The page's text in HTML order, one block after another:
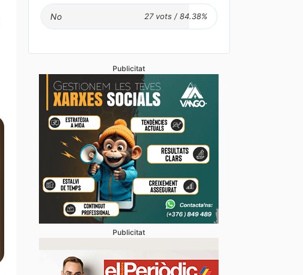
No
Publicitat
Publicitat